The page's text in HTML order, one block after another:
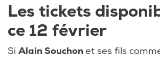
Les tickets
ce 12 février
Si Alain Souchon et ses fils